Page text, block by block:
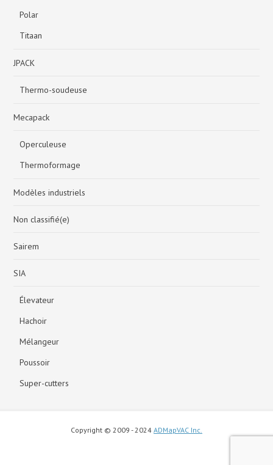
Polar
Titaan
JPACK
Thermo-soudeuse
Mecapack
Operculeuse
Thermoformage
Modèles industriels
Non classifié(e)
Sairem
SIA
Élevateur
Hachoir
Mélangeur
Poussoir
Super-cutters
Copyright © 2009 - 2024 ADMapVAC Inc.